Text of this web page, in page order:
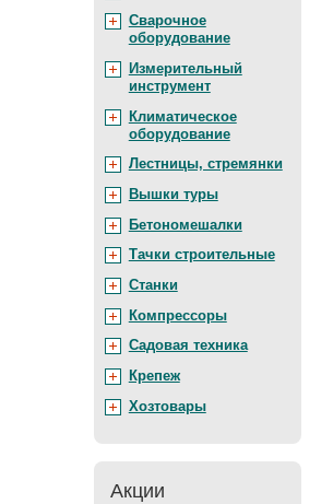
Сварочное
оборудование
Измерительный
инструмент
Климатическое
оборудование
Лестницы, стремянки
Вышки туры
Бетономешалки
Тачки строительные
Станки
Компрессоры
Садовая техника
Крепеж
Хозтовары
Акции